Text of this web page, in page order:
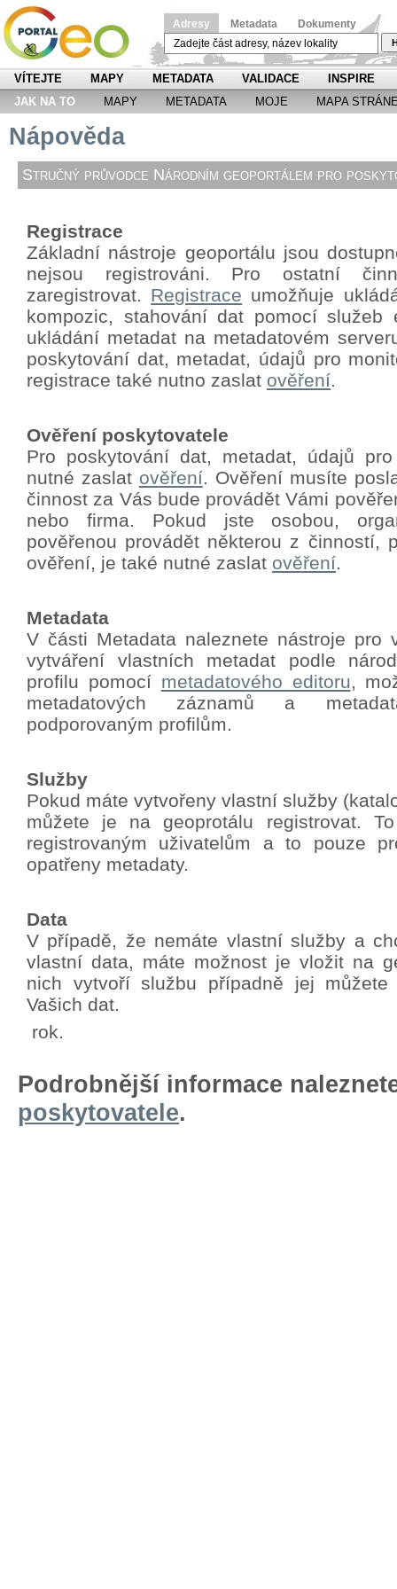
Adresy Metadata Dokumenty
VÍTEJTE MAPY METADATA VALIDACE
INSPIRE
JAK NA TO
MAPY METADATA MOJE MAPA
Nápověda
Stručný průvodce Národním geoportálem pro
Registrace
Základní nástroje geoportálu jsou
nejsou registrováni. Pro ostatní
zaregistrovat. Registrace umožňuje
kompozic, stahování dat pomocíslužeb
ukládání metadat na metadatovém
poskytování dat, metadat, údajů pro
registrace také nutno zaslat ověření.
Ověření poskytovatele
Pro poskytování dat, metadat, údajů
nutné zaslat ověření. Ověření musíte
činnost za Vás bude provádět Vámi
nebo firma. Pokud jste osobou,
pověřenou provádět některou z činností,
ověření, je také nutné zaslat ověření.
Metadata
V části Metadata naleznete nástroje pro
vytváření vlastních metadat podle
profilu pomocí metadatového editoru,
metadatových záznamů a
podporovaným profilům.
Služby
Pokud máte vytvořeny vlastní služby
můžete je na geoprotálu registrovat.
registrovaným uživatelům a to pouze
opatřeny metadaty.
Data
V případě, že nemáte vlastní služby a
vlastní data, máte možnost je vložit na
nich vytvoří službu případně jej
Vašich dat.
rok.
Podrobnější informace
poskytovatele.